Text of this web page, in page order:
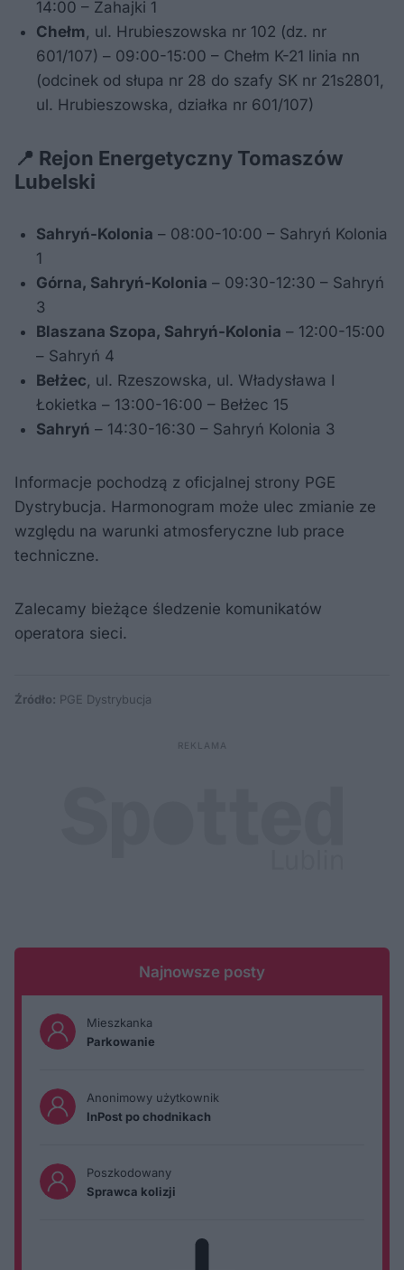
14:00 – Zahajki 1
Chełm , ul. Hrubieszowska nr 102 (dz. nr
601/107) – 09:00-15:00 – Chełm K-21 linia nn
(odcinek od słupa nr 28 do szafy SK nr 21s2801,
ul. Hrubieszowska, działka nr 601/107)
📍 Rejon Energetyczny Tomaszów
Lubelski
Sahryń-Kolonia – 08:00-10:00 – Sahryń Kolonia
1
Górna, Sahryń-Kolonia – 09:30-12:30 – Sahryń
3
Blaszana Szopa, Sahryń-Kolonia – 12:00-15:00
– Sahryń 4
Bełżec , ul. Rzeszowska, ul. Władysława I
Łokietka – 13:00-16:00 – Bełżec 15
Sahryń – 14:30-16:30 – Sahryń Kolonia 3
Informacje pochodzą z oficjalnej strony PGE
Dystrybucja. Harmonogram może ulec zmianie ze
względu na warunki atmosferyczne lub prace
techniczne.
Zalecamy bieżące śledzenie komunikatów
operatora sieci.
Źródło: PGE Dystrybucja
Najnowsze posty
Mieszkanka
Parkowanie
Anonimowy użytkownik
InPost po chodnikach
Poszkodowany
Sprawca kolizji